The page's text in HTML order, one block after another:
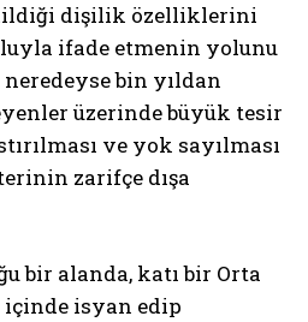
dişilik özelliklerini
ifade etmenin yolunu
bin yıldan
üzerinde büyük tesir
ve yok sayılması
zarifçe dışa
bir alanda, katı bir Orta
içinde isyan edip